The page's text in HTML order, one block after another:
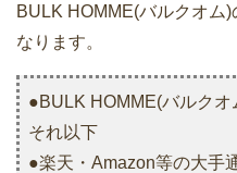
BULK HOMME(バルクオム
なります。
●BULK HOMME(バルク
それ以下
●楽天・Amazon等の大手